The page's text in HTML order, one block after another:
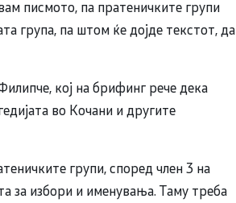
писмото, па пратеничките групи
група, па штом ќе дојде текстот, да
кој на брифинг рече дека
во Кочани и другите
групи, според член 3 на
за избори и именувања. Таму треба